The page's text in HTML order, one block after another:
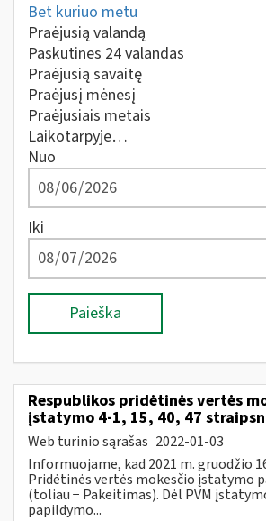
Bet kuriuo metu
Praėjusią valandą
Paskutines 24 valandas
Praėjusią savaitę
Praėjusį mėnesį
Praėjusiais metais
Laikotarpyje…
Nuo
Iki
Paieška
Respublikos pridėtinės vertės
įstatymo 4-1, 15, 40, 47
Web turinio sąrašas 2022-01-03
Informuojame, kad 2021 m. gruodžio
Pridėtinės vertės mokesčio įstatymo
(toliau − Pakeitimas). Dėl PVM
papildymo...